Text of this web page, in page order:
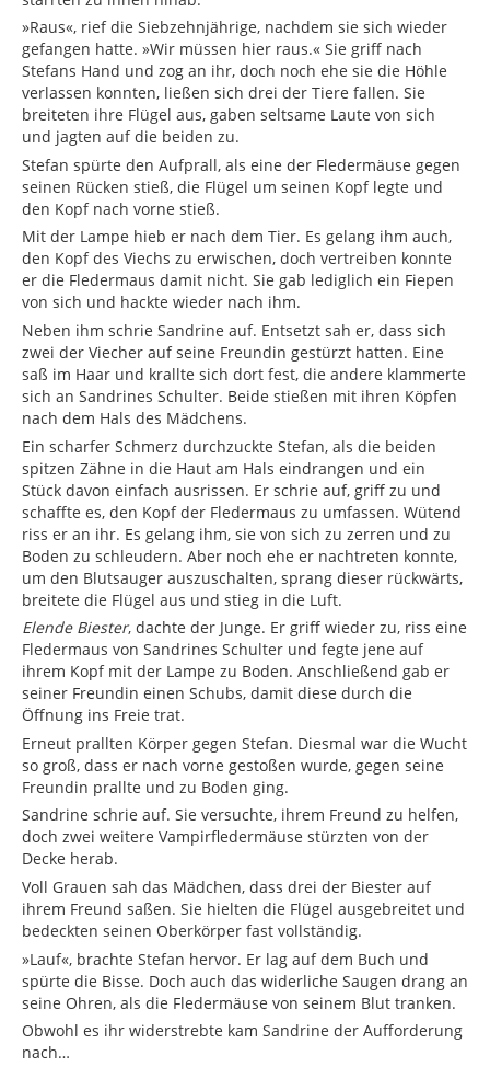
»Raus«, rief die Siebzehnjährige, nachdem sie sich wieder
gefangen hatte. »Wir müssen hier raus.« Sie griff nach
Stefans Hand und zog an ihr, doch noch ehe sie die Höhle
verlassen konnten, ließen sich drei der Tiere fallen. Sie
breiteten ihre Flügel aus, gaben seltsame Laute von sich
und jagten auf die beiden zu.
Stefan spürte den Aufprall, als eine der Fledermäuse gegen
seinen Rücken stieß, die Flügel um seinen Kopf legte und
den Kopf nach vorne stieß.
Mit der Lampe hieb er nach dem Tier. Es gelang ihm auch,
den Kopf des Viechs zu erwischen, doch vertreiben konnte
er die Fledermaus damit nicht. Sie gab lediglich ein Fiepen
von sich und hackte wieder nach ihm.
Neben ihm schrie Sandrine auf. Entsetzt sah er, dass sich
zwei der Viecher auf seine Freundin gestürzt hatten. Eine
saß im Haar und krallte sich dort fest, die andere klammerte
sich an Sandrines Schulter. Beide stießen mit ihren Köpfen
nach dem Hals des Mädchens.
Ein scharfer Schmerz durchzuckte Stefan, als die beiden
spitzen Zähne in die Haut am Hals eindrangen und ein
Stück davon einfach ausrissen. Er schrie auf, griff zu und
schaffte es, den Kopf der Fledermaus zu umfassen. Wütend
riss er an ihr. Es gelang ihm, sie von sich zu zerren und zu
Boden zu schleudern. Aber noch ehe er nachtreten konnte,
um den Blutsauger auszuschalten, sprang dieser rückwärts,
breitete die Flügel aus und stieg in die Luft.
Elende Biester, dachte der Junge. Er griff wieder zu, riss eine
Fledermaus von Sandrines Schulter und fegte jene auf
ihrem Kopf mit der Lampe zu Boden. Anschließend gab er
seiner Freundin einen Schubs, damit diese durch die
Öffnung ins Freie trat.
Erneut prallten Körper gegen Stefan. Diesmal war die Wucht
so groß, dass er nach vorne gestoßen wurde, gegen seine
Freundin prallte und zu Boden ging.
Sandrine schrie auf. Sie versuchte, ihrem Freund zu helfen,
doch zwei weitere Vampirfledermäuse stürzten von der
Decke herab.
Voll Grauen sah das Mädchen, dass drei der Biester auf
ihrem Freund saßen. Sie hielten die Flügel ausgebreitet und
bedeckten seinen Oberkörper fast vollständig.
»Lauf«, brachte Stefan hervor. Er lag auf dem Buch und
spürte die Bisse. Doch auch das widerliche Saugen drang an
seine Ohren, als die Fledermäuse von seinem Blut tranken.
Obwohl es ihr widerstrebte kam Sandrine der Aufforderung
nach…